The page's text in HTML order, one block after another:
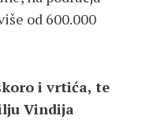
od 600.000
i vrtića, te
Vindija